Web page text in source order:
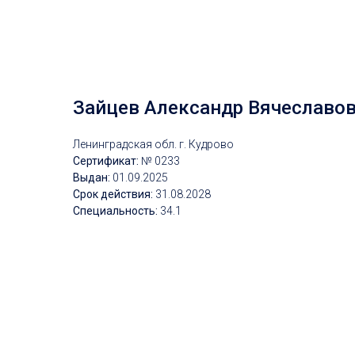
Зайцев Александр
Ленинградская обл. г. Кудрово
Сертификат: № 0233
Выдан: 01 .09.2025
Срок действия: 31 .08.2028
Специальность: 34.1